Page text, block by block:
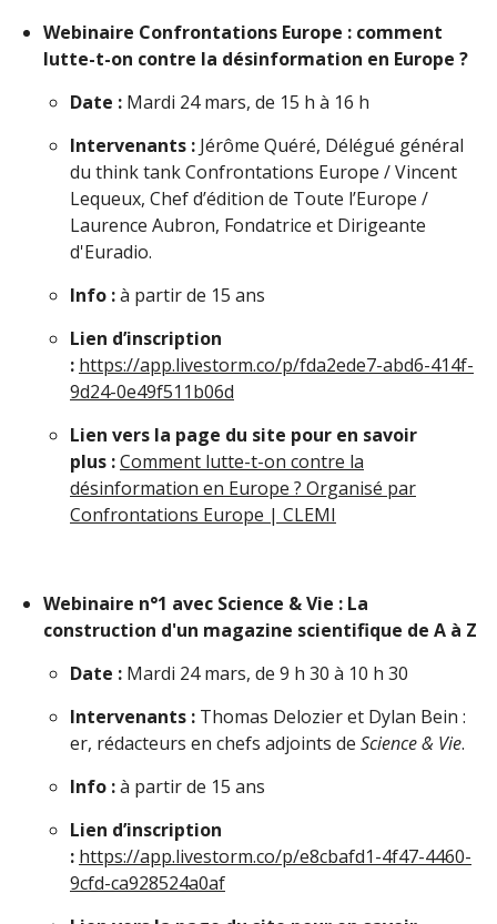
Webinaire Confrontations Europe : comment
lutte-t-on contre la désinformation en Europe ?
Date : Mardi 24 mars, de 15 h à 16 h
Intervenants : Jérôme Quéré, Délégué général
du think tank Confrontations Europe / Vincent
Lequeux, Chef d’édition de Toute l’Europe /
Laurence Aubron, Fondatrice et Dirigeante
d'Euradio.
Info :à partir de 15 ans
Lien d’inscription
: https://app.livestorm.co/p/fda2ede7-abd6-414f-
9d24-0e49f511b06d
Lien vers la page du site pour en savoir
plus :Comment lutte-t-on contre la
désinformation en Europe ? Organisé par
Confrontations Europe | CLEMI
Webinaire n°1 avec Science & Vie : La
construction d'un magazine scientifique de A à Z
Date : Mardi 24 mars, de 9 h 30 à 10 h 30
Intervenants : Thomas Delozier et Dylan Bein :
er, rédacteurs en chefs adjoints de Science & Vie.
Info :à partir de 15 ans
Lien d’inscription
: https://app.livestorm.co/p/e8cbafd1-4f47-4460-
9cfd-ca928524a0af